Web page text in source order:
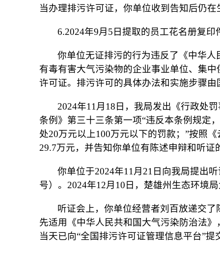
当办理排污许可证，你单位收到告知后仍
6.2024年9月5日提取的员工花名册复
你单位无证排污的行为违反了《中华
有毒有害大气污染物的企业事业单位、集
许可证。排污许可的具体办法和实施步骤
2024年11月18日，我局发出《行政处
条例》第三十三条第一项“违反本条例规定
处20万元以上100万元以下的罚款；”按照
29.7万元，并告知你单位有陈述申辩和听证
你单位于2024年11月21日向我局提出
号）。2024年12月10日，楚雄州生态环境
听证会上，你单位经营者刘百放递交
先适用《中华人民共和国大气污染防治法
当天已向“全国排污许可证管理信息平台”